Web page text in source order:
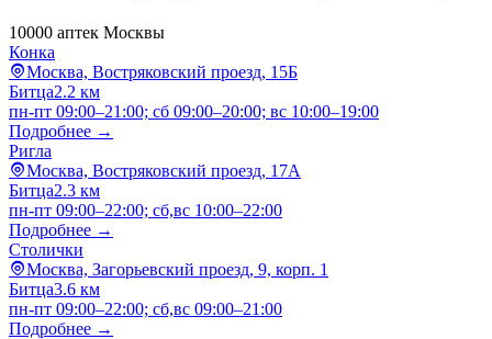
10000 аптек Москвы
Конка
Москва, Востряковский проезд, 15Б
Битца2.2 км
пн-пт 09:00–21:00; сб 09:00–20:00; вс 10:00–19:00
Подробнее →
Ригла
Москва, Востряковский проезд, 17А
Битца2.3 км
пн-пт 09:00–22:00; сб,вс 10:00–22:00
Подробнее →
Столички
Москва, Загорьевский проезд, 9, корп. 1
Битца3.6 км
пн-пт 09:00–22:00; сб,вс 09:00–21:00
Подробнее →